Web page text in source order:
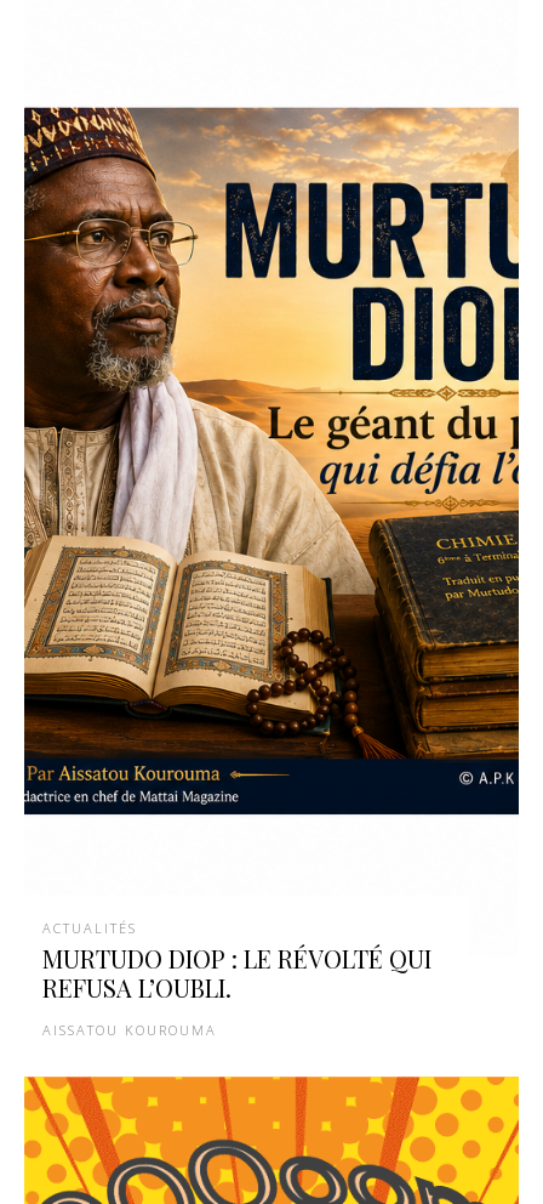
ACTUALITÉS
MURTUDO DIOP : LE RÉVOLTÉ QUI
REFUSA L’OUBLI.
AISSATOU KOUROUMA